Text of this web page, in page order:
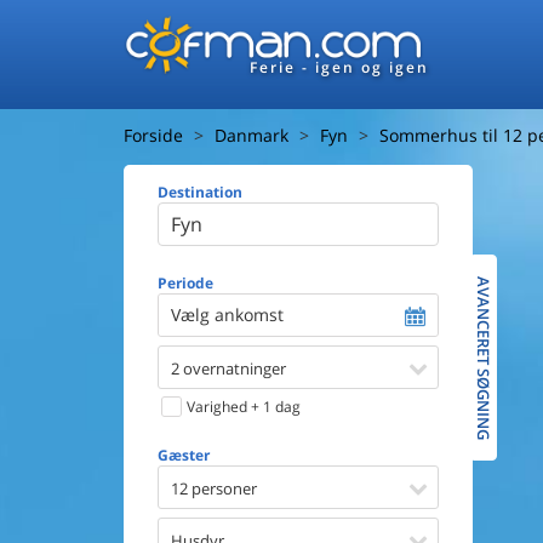
Ferie - igen og igen
Forside Danmark Fyn Sommerhus til 12
Destination
Periode
Vælg ankomst
2 overnatninger
Varighed + 1 dag
Gæster
12 personer
Afstand til
Udsigt til
Faciliteter
Spa
AVANCERET SØGNING